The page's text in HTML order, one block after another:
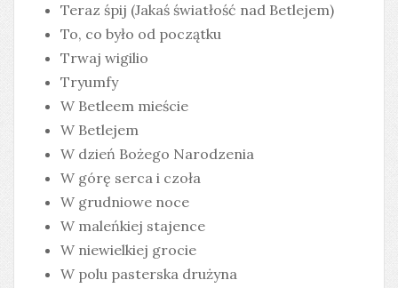
Teraz śpij (Jakaś światłość nad Betlejem)
To, co było od początku
Trwaj wigilio
Tryumfy
W Betleem mieście
W Betlejem
W dzień Bożego Narodzenia
W górę serca i czoła
W grudniowe noce
W maleńkiej stajence
W niewielkiej grocie
W polu pasterska drużyna